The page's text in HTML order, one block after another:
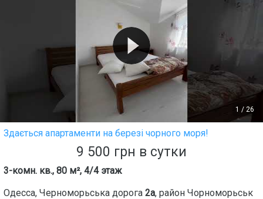
1 / 26
Здається апартаменти на березі чорного моря!
9 500 грн в сутки
3-комн. кв., 80 м², 4/4 этаж
Одесса, Черноморьська дорога 2а, район Чорноморьськ